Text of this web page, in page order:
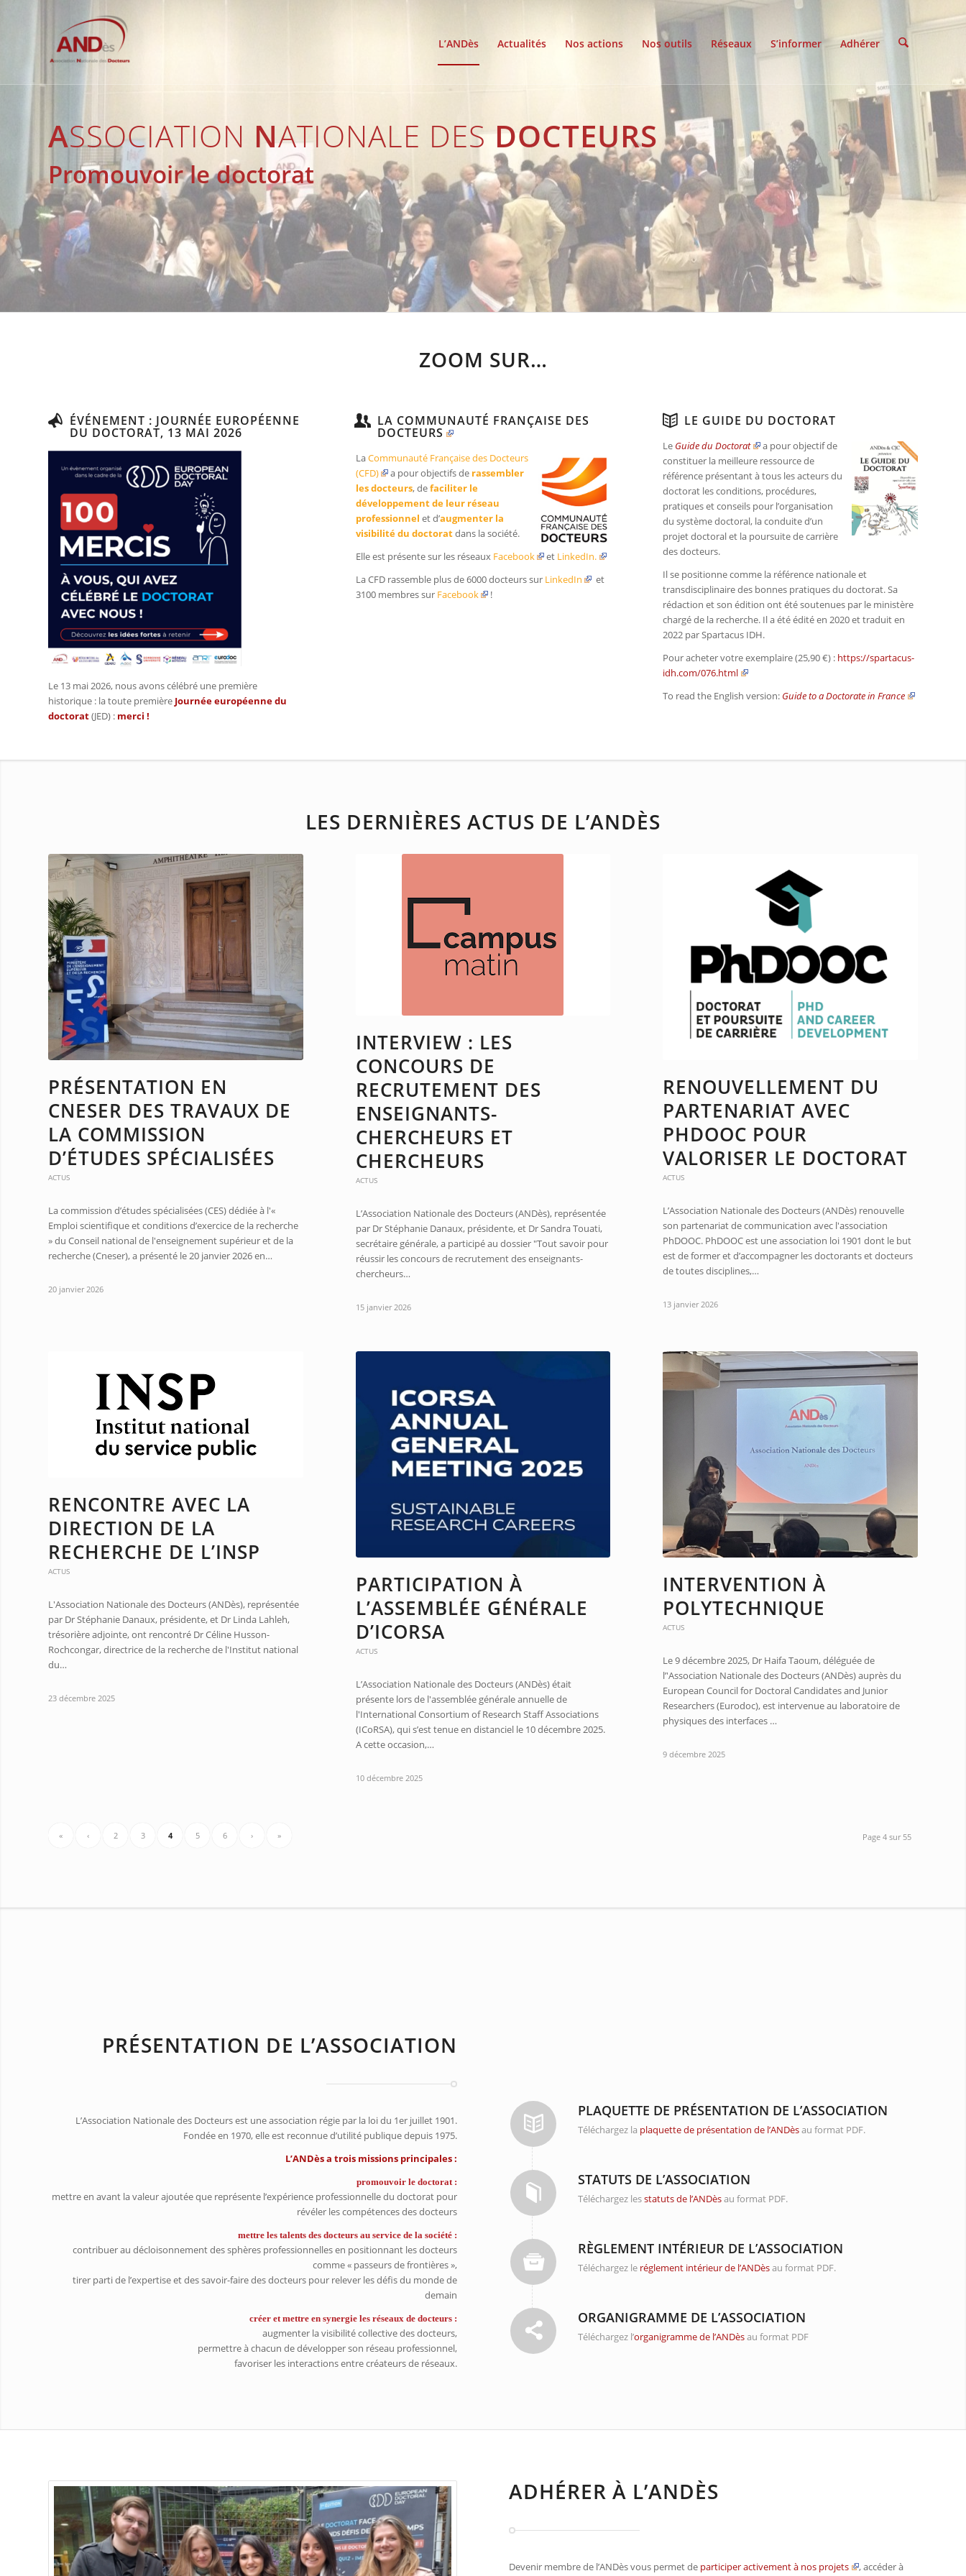
L’ANDès Actualités Nos actions Nos outils Réseaux S’informer Adhérer
ASSOCIATION NATIONALE DESDOCTEURS
Promouvoir le doctorat
ZOOM SUR…
ÉVÉNEMENT : JOURNÉE EUROPÉENNE
DU DOCTORAT, 13 MAI 2026
Le 13 mai 2026, nous avons célébré une première
historique : la toute première Journée européenne du
doctorat(JED) : merci !
LA COMMUNAUTÉ FRANÇAISE DES
DOCTEURS
LaCommunauté Française des Docteurs
(CFD)
a pour objectifs de rassembler
les docteurs, defaciliter le
développement de leur réseau
professionnel et d’augmenter la
visibilité du doctoratdans la société.
Elle est présente sur les réseaux Facebook et LinkedIn.
La CFD rassemble plus de 6000 docteurs sur LinkedIn
et
3100 membres sur Facebook !
LE GUIDE DU DOCTORAT
Le Guide du Doctorat
a pour objectif de
constituer la meilleure ressource de
référence présentant à tous les acteurs du
doctorat les conditions, procédures,
pratiques et conseils pour l’organisation
du système doctoral, la conduite d’un
projet doctoral et la poursuite de carrière
des docteurs.
Il se positionne comme la référence nationale et
transdisciplinaire des bonnes pratiques du doctorat. Sa
rédaction et son édition ont été soutenues par le ministère
chargé de la recherche. Il a été édité en 2020 et traduit en
2022 par Spartacus IDH.
Pour acheter votre exemplaire (25,90 €) : https://spartacus-
idh.com/076.html
To read the English version: Guide to a Doctorate in France
LES DERNIÈRES ACTUS DE L’ANDÈS
PRÉSENTATION EN
CNESER DES TRAVAUX DE
LA COMMISSION
D’ÉTUDES SPÉCIALISÉES
ACTUS
La commission d’études spécialisées (CES) dédiée à l'«
Emploi scientifique et conditions d’exercice de la recherche
» du Conseil national de l'enseignement supérieur et de la
recherche (Cneser), a présenté le 20 janvier 2026 en…
20 janvier 2026
INTERVIEW : LES
CONCOURS DE
RECRUTEMENT DES
ENSEIGNANTS-
CHERCHEURS ET
CHERCHEURS
ACTUS
L’Association Nationale des Docteurs (ANDès), représentée
par Dr Stéphanie Danaux, présidente, et Dr Sandra Touati,
secrétaire générale, a participé au dossier "Tout savoir pour
réussir les concours de recrutement des enseignants-
chercheurs…
15 janvier 2026
RENOUVELLEMENT DU
PARTENARIAT AVEC
PHDOOC POUR
VALORISER LE DOCTORAT
ACTUS
L’Association Nationale des Docteurs (ANDès) renouvelle
son partenariat de communication avec l'association
PhDOOC. PhDOOC est une association loi 1901 dont le but
est de former et d’accompagner les doctorants et docteurs
de toutes disciplines,…
13 janvier 2026
RENCONTRE AVEC LA
DIRECTION DE LA
RECHERCHE DE L’INSP
ACTUS
L'Association Nationale des Docteurs (ANDès), représentée
par Dr Stéphanie Danaux, présidente, et Dr Linda Lahleh,
trésorière adjointe, ont rencontré Dr Céline Husson-
Rochcongar, directrice de la recherche de l'Institut national
du…
23 décembre 2025
PARTICIPATION À
L’ASSEMBLÉE GÉNÉRALE
D’ICORSA
ACTUS
L’Association Nationale des Docteurs (ANDès) était
présente lors de l'assemblée générale annuelle de
l'International Consortium of Research Staff Associations
(ICoRSA), qui s’est tenue en distanciel le 10 décembre 2025.
A cette occasion,…
10 décembre 2025
INTERVENTION À
POLYTECHNIQUE
ACTUS
Le 9 décembre 2025, Dr Haifa Taoum, déléguée de
l’'Association Nationale des Docteurs (ANDès) auprès du
European Council for Doctoral Candidates and Junior
Researchers (Eurodoc), est intervenue au laboratoire de
physiques des interfaces …
9 décembre 2025
Page 4 sur 55
« ‹ 2 3 4 5 6 › »
PRÉSENTATION DE L’ASSOCIATION
L’Association Nationale des Docteurs est une association régie par la loi du 1er juillet 1901.
Fondée en 1970, elle est reconnue d’utilité publique depuis 1975.
L’ANDès a trois missions principales :
promouvoir le doctorat :
mettre en avant la valeur ajoutée que représente l’expérience professionnelle du doctorat pour
révéler les compétences des docteurs
mettre les talents des docteurs au service de la société :
contribuer au décloisonnement des sphères professionnelles en positionnant les docteurs
comme « passeurs de frontières »,
tirer parti de l’expertise et des savoir-faire des docteurs pour relever les défis du monde de
demain
créer et mettre en synergie les réseaux de docteurs :
augmenter la visibilité collective des docteurs,
permettre à chacun de développer son réseau professionnel,
favoriser les interactions entre créateurs de réseaux.
PLAQUETTE DE PRÉSENTATION DE L’ASSOCIATION
Téléchargez la plaquette de présentation de l’ANDèsau format PDF.
STATUTS DE L’ASSOCIATION
Téléchargez lesstatuts de l’ANDèsau format PDF.
RÈGLEMENT INTÉRIEUR DE L’ASSOCIATION
Téléchargez le réglement intérieur de l’ANDèsau format PDF.
ORGANIGRAMME DE L’ASSOCIATION
Téléchargez l’organigramme de l’ANDèsau format PDF
ADHÉRER À L’ANDÈS
Devenir membre de l’ANDès vous permet de participer activement à nos projets
, accéder à